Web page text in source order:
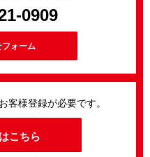
0909
フォーム
客様登録が必要です。
こちら